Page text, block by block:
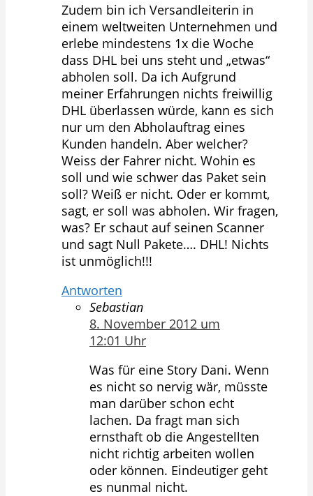
Zudem bin ich Versandleiterin in
einem weltweiten Unternehmen und
erlebe mindestens 1x die Woche
dass DHL bei uns steht und „etwas“
abholen soll. Da ich Aufgrund
meiner Erfahrungen nichts freiwillig
DHL überlassen würde, kann es sich
nur um den Abholauftrag eines
Kunden handeln. Aber welcher?
Weiss der Fahrer nicht. Wohin es
soll und wie schwer das Paket sein
soll? Weiß er nicht. Oder er kommt,
sagt, er soll was abholen. Wir fragen,
was? Er schaut auf seinen Scanner
und sagt Null Pakete…. DHL! Nichts
ist unmöglich!!!
Antworten
Sebastian
8. November 2012 um
12:01 Uhr
Was für eine Story Dani. Wenn
es nicht so nervig wär, müsste
man darüber schon echt
lachen. Da fragt man sich
ernsthaft ob die Angestellten
nicht richtig arbeiten wollen
oder können. Eindeutiger geht
es nunmal nicht.